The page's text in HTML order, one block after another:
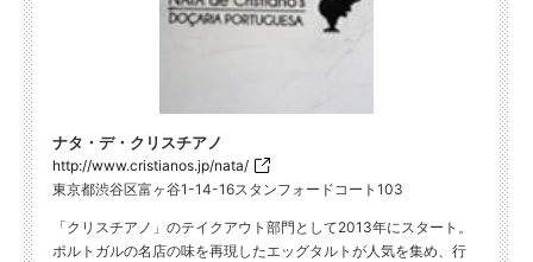
ナタ・デ・クリスチアノ
http://www.cristianos.jp/nata/
東京都渋谷区富ヶ谷1-14-16スタンフォードコート103
「クリスチアノ」のテイクアウト部門として2013年にスタート。
ポルトガルの名店の味を再現したエッグタルトが人気を集め、行